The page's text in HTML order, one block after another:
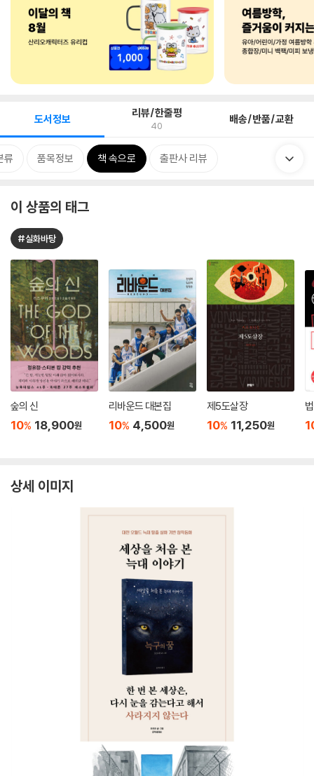
도서정보 리뷰/한줄평
40 배송/반품/교환
류 품목정보 책 속으로 출판사 리뷰
이 상품의 태그
#실화바탕
숲의 신
10% 18,900원
리바운드 대본집
10% 4,500원
제5도살장
10% 11,250원
상세 이미지